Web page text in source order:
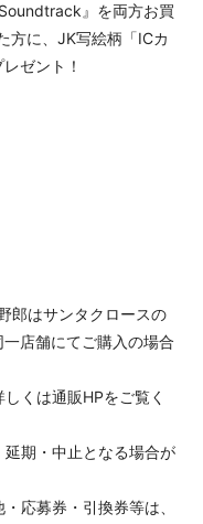
』を両方お買
方に、JK写絵柄「ICカ
ゼント！
郎はサンタクロースの
店舗にてご購入の場合
くは通販HPをご覧く
期・中止となる場合が
応募券・引換券等は、